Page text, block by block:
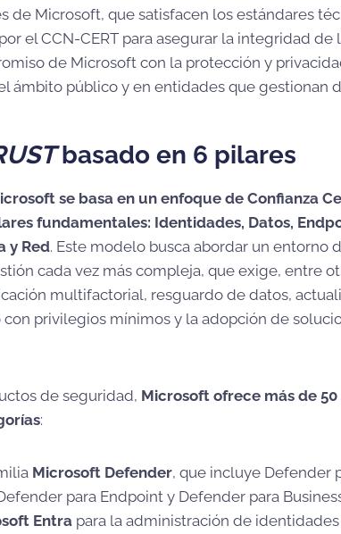
de Microsoft, que satisfacen los estándares
el CCN-CERT para asegurar la integridad de
de Microsoft con la protección y
ámbito público y en entidades que gestionan
basado en 6 pilares
se basa en un enfoque de Confianza
fundamentales: Identidades, Datos,
y Red. Este modelo busca abordar un entorno
cada vez más compleja, que exige, entre
multifactorial, resguardo de datos,
privilegios mínimos y la adopción de
de seguridad, Microsoft ofrece más de
:
Microsoft Defender, que incluye Defender
para Endpoint y Defender para
Entra para la administración de identidades